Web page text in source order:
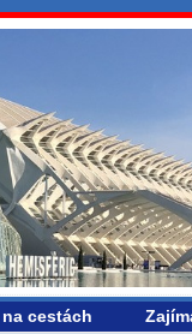
cestách